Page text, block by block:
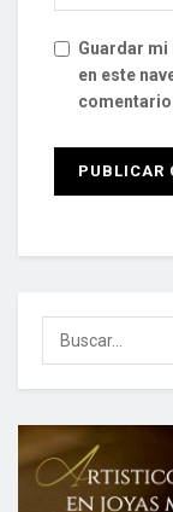
Guardar
en este